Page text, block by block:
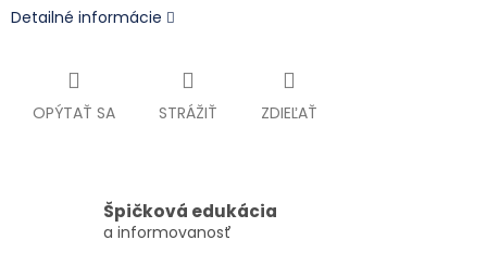
Detailné informácie
OPÝTAŤ SA STRÁŽIŤ ZDIEĽAŤ
Špičková edukácia
a informovanosť